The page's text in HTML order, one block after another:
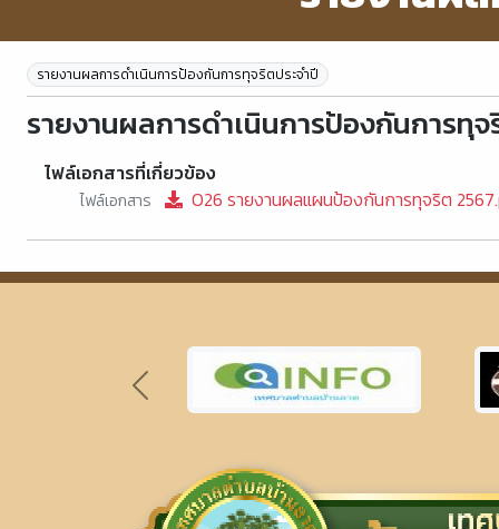
รายงานผลการดำเนินการป้องกันการทุจริตประจำปี
รายงานผลการดำเนินการป้องกันการทุ
ไฟล์เอกสารที่เกี่ยวข้อง
ไฟล์เอกสาร O26 รายงานผลแผนป้องกันการทุจริต
Previous